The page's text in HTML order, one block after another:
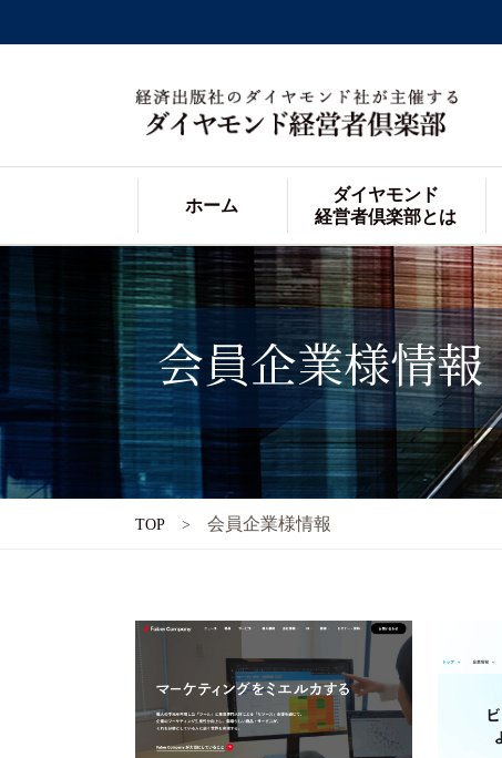
ホーム
ダイヤモンド
経営者倶楽部とは
会員企業様情報
TOP 会員企業様情報